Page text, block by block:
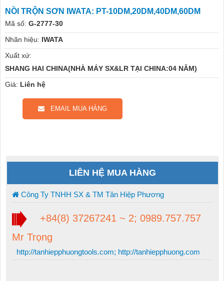
NỒI TRỘN SƠN IWATA: PT-10DM,20DM,40DM,60DM
Mã số: G-2777-30
Nhãn hiệu: IWATA
Xuất xứ:
SHANG HAI CHINA(NHÀ MÁY SX&LR TẠI CHINA:04 NĂM)
Giá: Liên hệ
EMAIL MUA HÀNG
LIÊN HỆ MUA HÀNG
Công Ty TNHH SX & TM Tân Hiệp Phương
+84(8) 37267241 ~ 2; 0989.757.757
Mr Trọng
http://tanhiepphuongtools.com; http://tanhiepphuong.com